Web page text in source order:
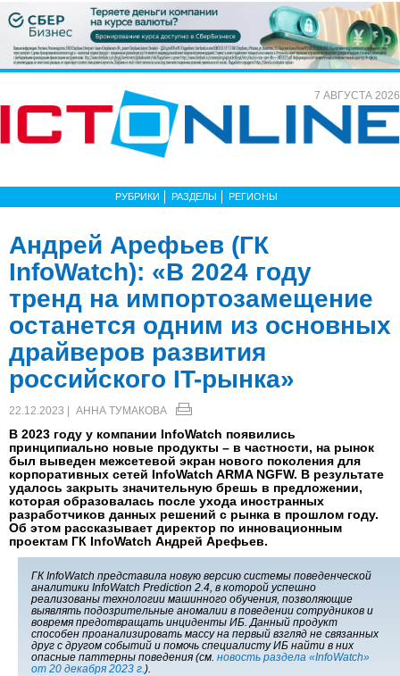
7 АВГУСТА 2026
РУБРИКИ РАЗДЕЛЫ РЕГИОНЫ
Андрей Арефьев (ГК
InfoWatch): «В 2024 году
тренд на импортозамещение
останется одним из основных
драйверов развития
российского IT-рынка»
22.12.2023 | АННА ТУМАКОВА
В 2023 году у компании InfoWatch появились
принципиально новые продукты – в частности, на рынок
был выведен межсетевой экран нового поколения для
корпоративных сетей InfoWatch ARMA NGFW. В результате
удалось закрыть значительную брешь в предложении,
которая образовалась после ухода иностранных
разработчиков данных решений с рынка в прошлом году.
Об этом рассказывает директор по инновационным
проектам ГК InfoWatch Андрей Арефьев.
ГК InfoWatch представила новую версию системы поведенческой
аналитики InfoWatch Prediction 2.4, в которой успешно
реализованы технологии машинного обучения, позволяющие
выявлять подозрительные аномалии в поведении сотрудников и
вовремя предотвращать инциденты ИБ. Данный продукт
способен проанализировать массу на первый взгляд не связанных
друг с другом событий и помочь специалисту ИБ найти в них
опасные паттерны поведения (см. новость раздела «InfoWatch»
от 20 декабря 2023 г. ).